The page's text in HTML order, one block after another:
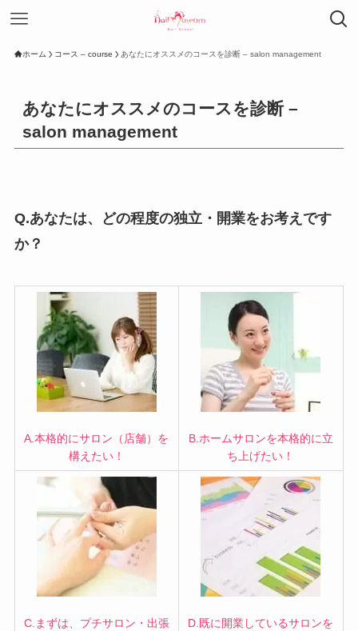
ホーム コース – course あなたにオススメのコースを診断 – salon management
あなたにオススメのコースを診断 –
salon management
Q.あなたは、どの程度の独立・開業をお考えです
か？
A.本格的にサロン（店舗）を
構えたい！
B.ホームサロンを本格的に立
ち上げたい！
C.まずは、プチサロン・出張
D.既に開業しているサロンを